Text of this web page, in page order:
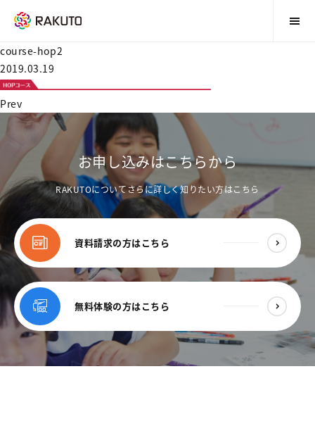
course-hop2
2019.03.19
Prev
お申し込みはこちらから
RAKUTOについてさらに詳しく知りたい方はこちら
資料請求の方はこちら
無料体験の方はこちら